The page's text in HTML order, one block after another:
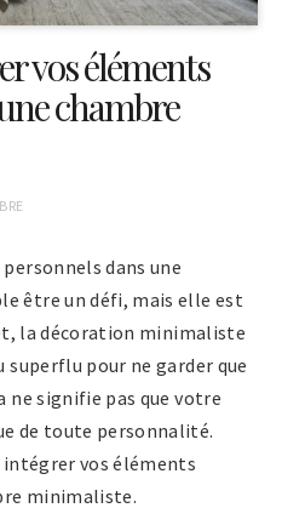
vos éléments
chambre
dans une
être un défi, mais elle est
la décoration minimaliste
superflu pour ne garder que
ne signifie pas que votre
de toute personnalité.
intégrer vos éléments
minimaliste.